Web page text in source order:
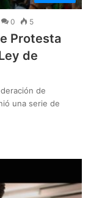
0 5
Protesta
de
de
una serie de